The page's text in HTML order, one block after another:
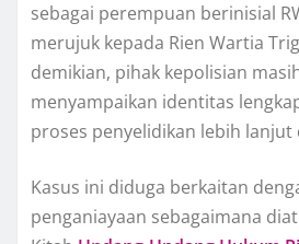
sebagai perempuan berinisial
merujuk kepada Rien Wartia
demikian, pihak kepolisian
menyampaikan identitas
proses penyelidikan lebih lanjut
Kasus ini diduga berkaitan
penganiayaan sebagaimana